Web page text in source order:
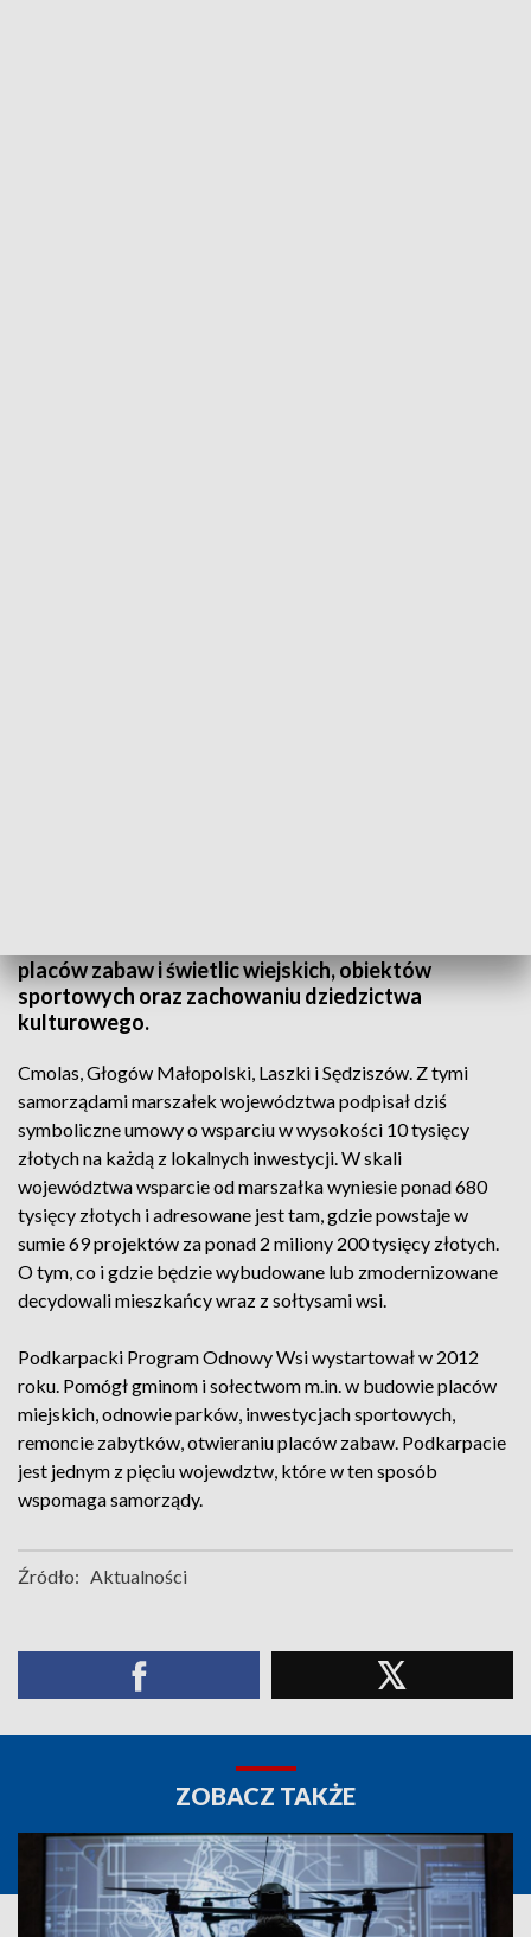
placów zabaw i świetlic wiejskich, obiektów
sportowych oraz zachowaniu dziedzictwa
kulturowego.
Cmolas, Głogów Małopolski, Laszki i Sędziszów. Z tymi
samorządami marszałek województwa podpisał dziś
symboliczne umowy o wsparciu w wysokości 10 tysięcy
złotych na każdą z lokalnych inwestycji. W skali
województwa wsparcie od marszałka wyniesie ponad 680
tysięcy złotych i adresowane jest tam, gdzie powstaje w
sumie 69 projektów za ponad 2 miliony 200 tysięcy złotych.
O tym, co i gdzie będzie wybudowane lub zmodernizowane
decydowali mieszkańcy wraz z sołtysami wsi.
Podkarpacki Program Odnowy Wsi wystartował w 2012
roku. Pomógł gminom i sołectwom m.in. w budowie placów
miejskich, odnowie parków, inwestycjach sportowych,
remoncie zabytków, otwieraniu placów zabaw. Podkarpacie
jest jednym z pięciu wojewdztw, które w ten sposób
wspomaga samorządy.
Źródło: Aktualności
ZOBACZ TAKŻE